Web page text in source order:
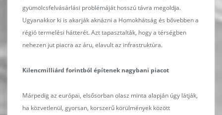
gyümölcsfelvásárlási problémáját hosszú távra megoldja.
Ugyanakkor ki is akarják aknázni a Homokhátság és bővebben a
régió termelési hátterét. Azt tapasztalták, hogy a térségben
nehezen jut piacra az áru, elavult az infrastruktúra.
Kilencmilliárd forintból építenek nagybani piacot
Márpedig az európai, elsősorban olasz minta alapján úgy látják,
ha közvetlenül, gyorsan, korszerű körülmények között